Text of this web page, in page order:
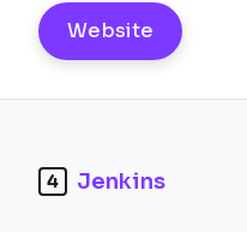
Website
4 Jenkins